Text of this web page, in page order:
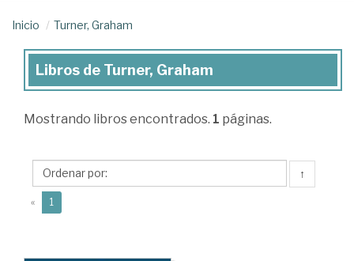
Inicio Turner, Graham
Libros
Turner,
Libros de Turner, Graham
Mostrando libros encontrados. 1 páginas.
↑
« 1